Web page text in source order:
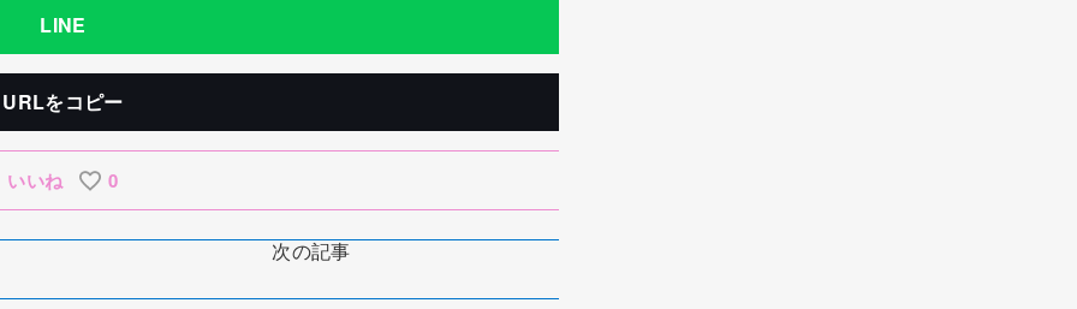
LINE
URLをコピー
いいね 0
次の記事